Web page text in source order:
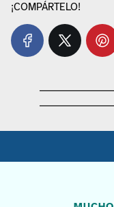
¡COMPÁRTELO!